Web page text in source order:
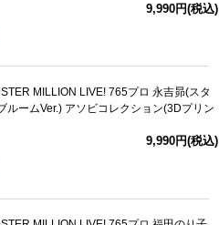
9,990円(税込)
MILLION LIVE! 765プロ 永吉昴(スタ
ルームVer.) アソビコレクション(3Dプリン
9,990円(税込)